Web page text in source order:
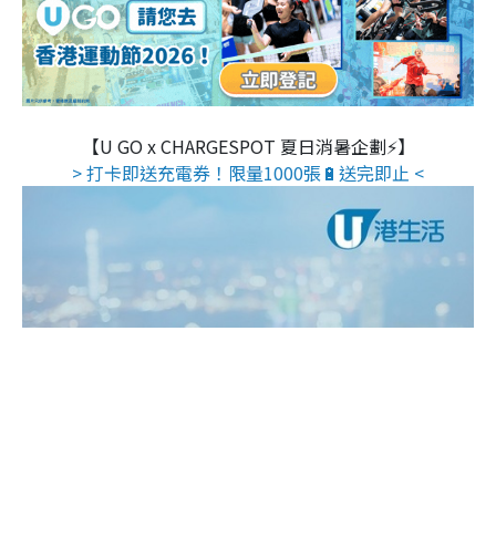
【U GO x CHARGESPOT 夏日消暑企劃⚡】
> 打卡即送充電券！限量1000張🔋送完即止 <